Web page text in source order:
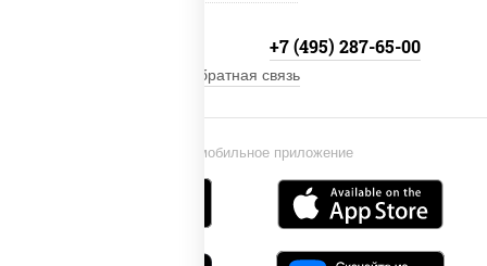
Установи мобильное приложение
+7 (495) 287-65-00
Обратная связь